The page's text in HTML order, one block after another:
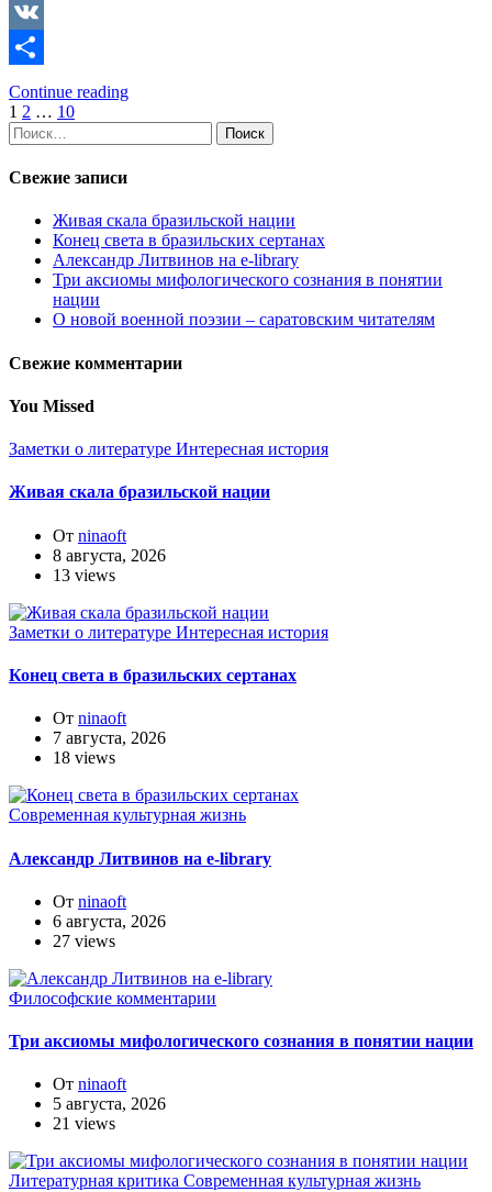
Copy
Link
VK
Отправить
Continue reading
Пагинация
записей
1 2 … 10
Найти:
Свежие записи
Живая скала бразильской нации
Конец света в бразильских сертанах
Александр Литвинов на e-library
Три аксиомы мифологического сознания в понятии
нации
О новой военной поэзии – саратовским читателям
Свежие комментарии
You Missed
Заметки о литературе Интересная история
Живая скала бразильской нации
От ninaoft
8 августа, 2026
13 views
Заметки о литературе Интересная история
Конец света в бразильских сертанах
От ninaoft
7 августа, 2026
18 views
Современная культурная жизнь
Александр Литвинов на e-library
От ninaoft
6 августа, 2026
27 views
Философские комментарии
Три аксиомы мифологического сознания в понятии нации
От ninaoft
5 августа, 2026
21 views
Литературная критика Современная культурная жизнь